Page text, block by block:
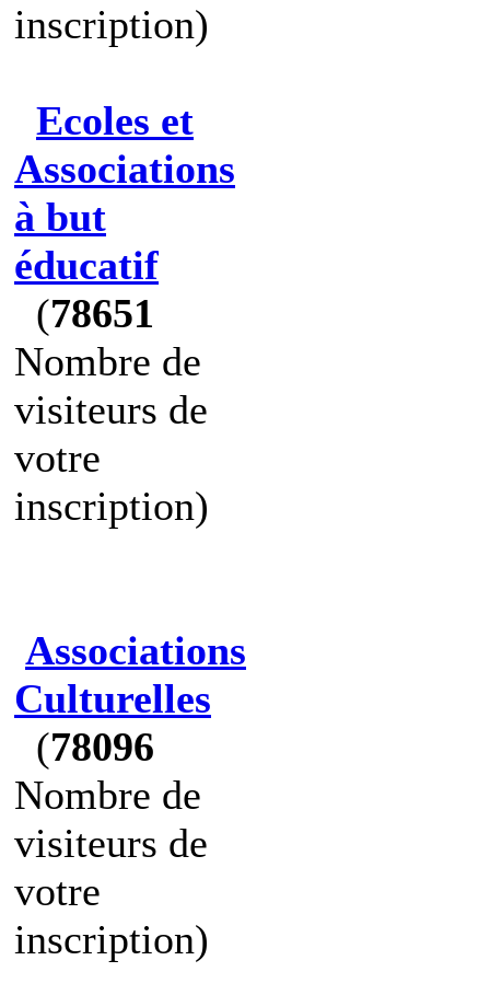
inscription)
Ecoles et
Associations
à but
éducatif
(78651
Nombre de
visiteurs de
votre
inscription)
Associations
Culturelles
(78096
Nombre de
visiteurs de
votre
inscription)